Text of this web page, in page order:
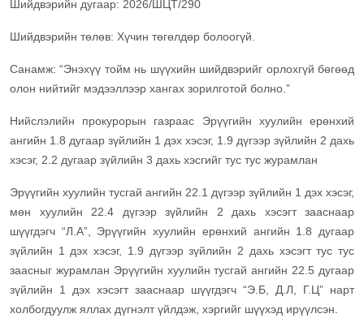
Шийдвэрийн дугаар: 2026/ШЦТ/290
Шийдвэрийн төлөв: Хүчин төгөлдөр болоогүй.
Санамж: “Энэхүү тойм нь шүүхийн шийдвэрийг орлохгүй бөгөөд
олон нийтийг мэдээллээр хангах зорилготой болно.”
Нийслэлийн прокурорын газраас Эрүүгийн хуулийн ерөнхий
ангийн 1.8 дугаар зүйлийн 1 дэх хэсэг, 1.9 дүгээр зүйлийн 2 дахь
хэсэг, 2.2 дугаар зүйлийн 3 дахь хэсгийг тус тус журамлан
Эрүүгийн хуулийн тусгай ангийн 22.1 дүгээр зүйлийн 1 дэх хэсэг,
мөн хуулийн 22.4 дүгээр зүйлийн 2 дахь хэсэгт зааснаар
шүүгдэгч “Л.А”, Эрүүгийн хуулийн ерөнхий ангийн 1.8 дугаар
зүйлийн 1 дэх хэсэг, 1.9 дүгээр зүйлийн 2 дахь хэсэгт тус тус
заасныг журамлан Эрүүгийн хуулийн тусгай ангийн 22.5 дугаар
зүйлийн 1 дэх хэсэгт зааснаар шүүгдэгч “Э.Б, Д.Л, Г.Ц” нарт
холбогдуулж яллах дүгнэлт үйлдэж, хэргийг шүүхэд ирүүлсэн.